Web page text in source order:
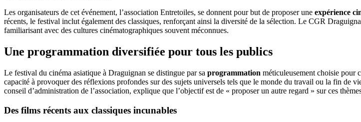
Les organisateurs de cet événement, l’association Entretoiles, se donnent pour but de proposer une expérience
récents, le festival inclut également des classiques, renforçant ainsi la diversité de la sélection. Le CGR
familiarisant avec des cultures cinématographiques souvent méconnues.
Une programmation diversifiée pour tous les publics
Le festival du cinéma asiatique à Draguignan se distingue par sa programmation méticuleusement choisie pour
capacité à provoquer des réflexions profondes sur des sujets universels tels que le monde du travail ou la fin de
conseil d’administration de l’association, explique que l’objectif est de « proposer un autre regard » sur ces
Des films récents aux classiques incunables